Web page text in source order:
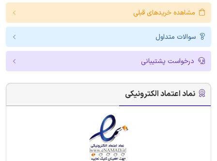
مشاهده خریدهای قبلی
سوالات متداول
درخواست پشتیبانی
نماد اعتماد الکترونیکی